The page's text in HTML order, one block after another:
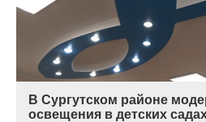
В Сургутском районе
освещения в детских